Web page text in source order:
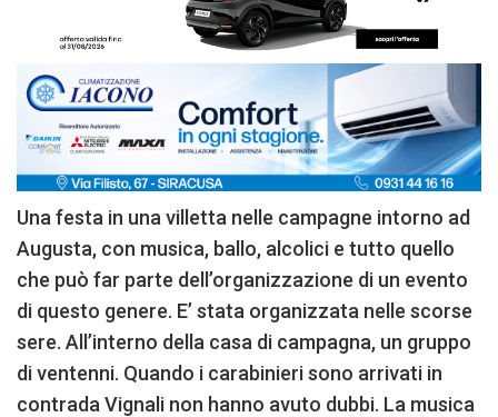
Una festa in una villetta nelle campagne intorno ad
Augusta, con musica, ballo, alcolici e tutto quello
che può far parte dell’organizzazione di un evento
di questo genere. E’ stata organizzata nelle scorse
sere. All’interno della casa di campagna, un gruppo
di ventenni. Quando i carabinieri sono arrivati in
contrada Vignali non hanno avuto dubbi. La musica